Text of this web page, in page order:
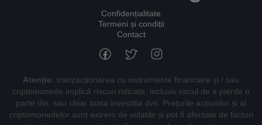
Confidențialitate
Termeni și condiții
Contact
Atenție: tranzacționarea cu instrumente financiare și / sau
criptomonede implică riscuri ridicate, inclusiv riscul de a pierde o
parte din, sau chiar toata investiția dvs. Prețurile acțiunilor și al
criptomonedelor sunt extrem de volatile și pot fi afectate de factori